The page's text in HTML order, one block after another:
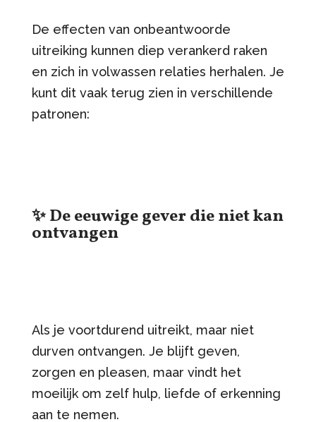
De effecten van onbeantwoorde
uitreiking kunnen diep verankerd raken
en zich in volwassen relaties herhalen. Je
kunt dit vaak terug zien in verschillende
patronen:
✨ De eeuwige gever die niet kan
ontvangen
Als je voortdurend uitreikt, maar niet
durven ontvangen. Je blijft geven,
zorgen en pleasen, maar vindt het
moeilijk om zelf hulp, liefde of erkenning
aan te nemen.